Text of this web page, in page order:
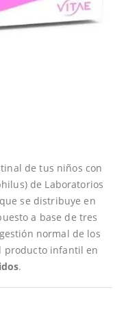
de tus niños con
de Laboratorios
se distribuye en
a base de tres
normal de los
producto infantil en
.